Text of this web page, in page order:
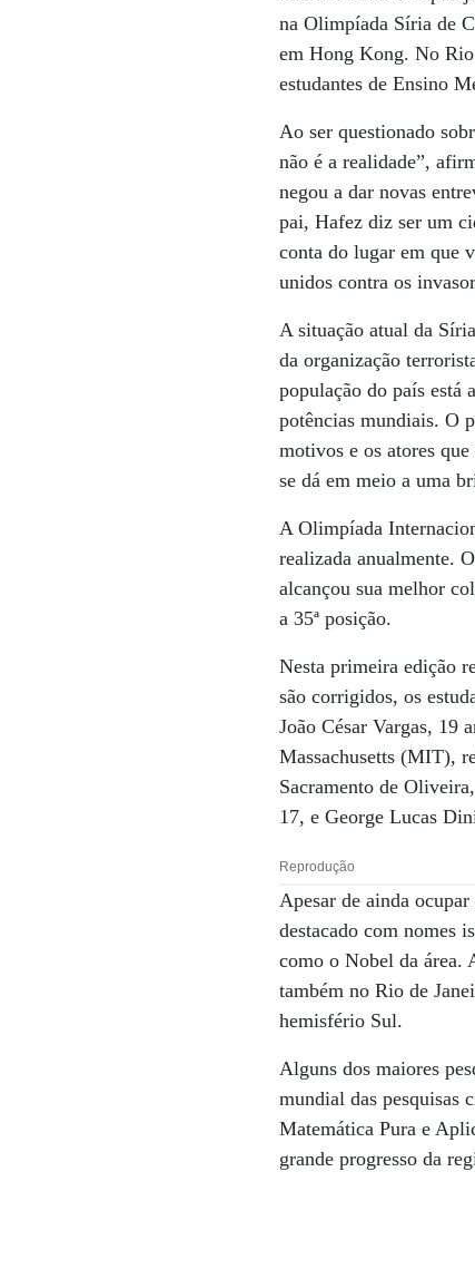
na Olimpíada Síria de
em Hong Kong. No Rio
estudantes de Ensino
Ao ser questionado
não é a realidade”,
negou a dar novas
pai, Hafez diz ser um
conta do lugar em que
unidos contra os
A situação atual da
da organização
população do país está
potências mundiais. O
motivos e os atores
se dá em meio a uma
A Olimpíada
realizada anualmente.
alcançou sua melhor
a 35ª posição.
Nesta primeira edição
são corrigidos, os
João César Vargas, 19
Massachusetts (MIT),
Sacramento de
17, e George Lucas
Reprodução
Apesar de ainda
destacado com nomes
como o Nobel da área.
também no Rio de
hemisfério Sul.
Alguns dos maiores
mundial das pesquisas
Matemática Pura e
grande progresso da